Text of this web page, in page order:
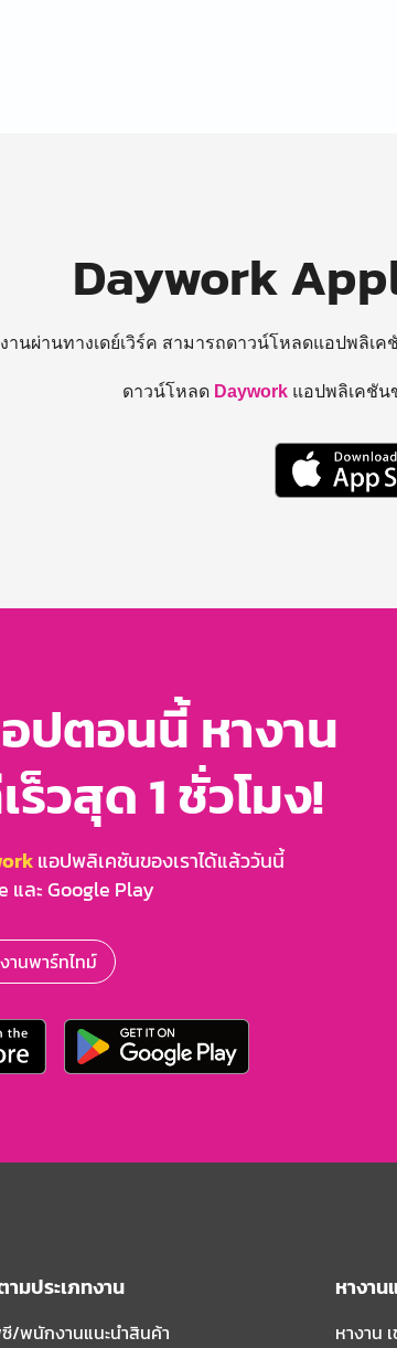
Daywork
านผ่านทางเดย์เวิร์ค สามารถดาวน์โหลดแอปพลิเค
ดาวน์โหลด Daywork แอปพลิเคชัน
ปตอนนี้ หางาน
ร็วสุด 1 ชั่วโมง!
แอปพลิเคชันของเราได้แล้ววันนี้
และ Google Play
านพาร์ทไทม์
มประเภทงาน
/พนักงานแนะนําสินค้า
หางา
หางาน